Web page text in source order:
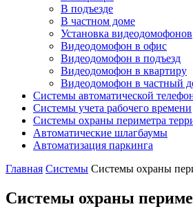
В подъезде
В частном доме
Установка видеодомофонов
Видеодомофон в офис
Видеодомофон в подъезд
Видеодомофон в квартиру
Видеодомофон в частный
Системы автоматической
Системы учета рабочего времени
Системы охраны периметра
Автоматические шлагбаумы
Автоматизация паркинга
Главная Системы Системы охраны
Системы охраны